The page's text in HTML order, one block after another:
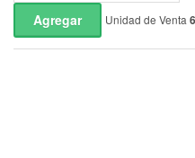
Unidad de Venta 6